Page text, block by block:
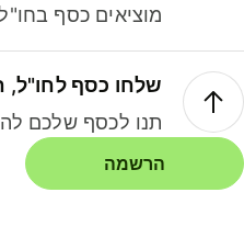
מוציאים כסף
שלחו כסף לחו"ל,
תנו לכסף שלכם
הרשמה